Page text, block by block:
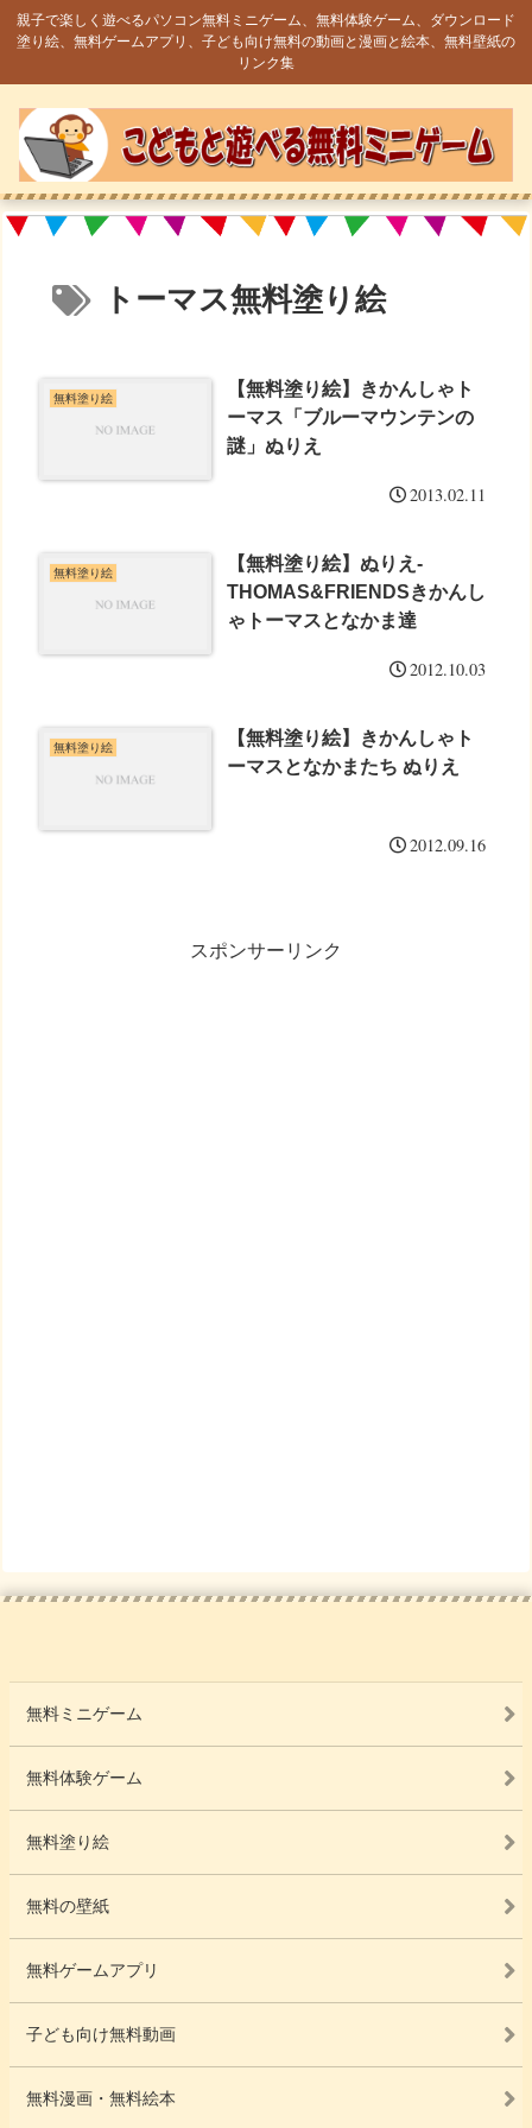
親子で楽しく遊べるパソコン無料ミニゲーム、無料体験ゲーム、ダウンロード
塗り絵、無料ゲームアプリ、子ども向け無料の動画と漫画と絵本、無料壁紙の
リンク集
トーマス無料塗り絵
無料塗り絵
【無料塗り絵】きかんしゃト
ーマス「ブルーマウンテンの
謎」ぬりえ
2013.02.11
無料塗り絵
【無料塗り絵】ぬりえ-
THOMAS&FRIENDSきかんし
ゃトーマスとなかま達
2012.10.03
無料塗り絵
【無料塗り絵】きかんしゃト
ーマスとなかまたち ぬりえ
2012.09.16
スポンサーリンク
無料ミニゲーム
無料体験ゲーム
無料塗り絵
無料の壁紙
無料ゲームアプリ
子ども向け無料動画
無料漫画・無料絵本